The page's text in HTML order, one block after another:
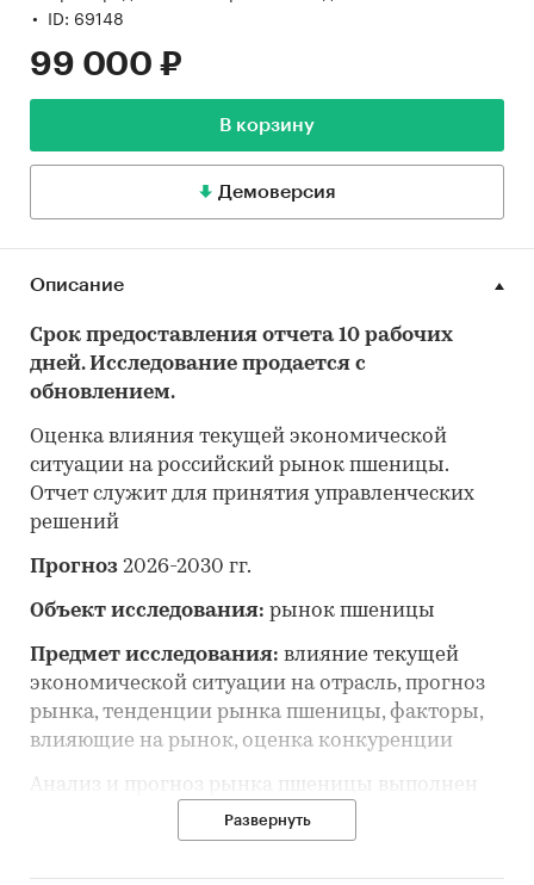
ID: 69148
99 000 ₽
В корзину
Демоверсия
Описание
Срок предоставления отчета 10 рабочих
дней. Исследование продается с
обновлением.
Оценка влияния текущей экономической
ситуации на российский рынок пшеницы.
Отчет служит для принятия управленческих
решений
Прогноз 2026-2030 гг.
Объект исследования: рынок пшеницы
Предмет исследования: влияние текущей
экономической ситуации на отрасль, прогноз
рынка, тенденции рынка пшеницы, факторы,
влияющие на рынок, оценка конкуренции
Анализ и прогноз рынка пшеницы выполнен
по рынку в целом, без выделения его
сегментов или изучения отдельных его
Развернуть